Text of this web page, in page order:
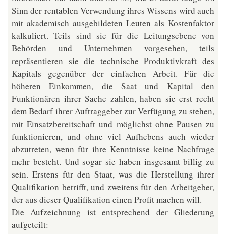
Sinn der rentablen Verwendung ihres Wissens wird auch
mit akademisch ausgebildeten Leuten als Kostenfaktor
kalkuliert. Teils sind sie für die Leitungsebene von
Behörden und Unternehmen vorgesehen, teils
repräsentieren sie die technische Produktivkraft des
Kapitals gegenüber der einfachen Arbeit. Für die
höheren Einkommen, die Saat und Kapital den
Funktionären ihrer Sache zahlen, haben sie erst recht
dem Bedarf ihrer Auftraggeber zur Verfügung zu stehen,
mit Einsatzbereitschaft und möglichst ohne Pausen zu
funktionieren, und ohne viel Aufhebens auch wieder
abzutreten, wenn für ihre Kenntnisse keine Nachfrage
mehr besteht. Und sogar sie haben insgesamt billig zu
sein. Erstens für den Staat, was die Herstellung ihrer
Qualifikation betrifft, und zweitens für den Arbeitgeber,
der aus dieser Qualifikation einen Profit machen will.
Die Aufzeichnung ist entsprechend der Gliederung
aufgeteilt: